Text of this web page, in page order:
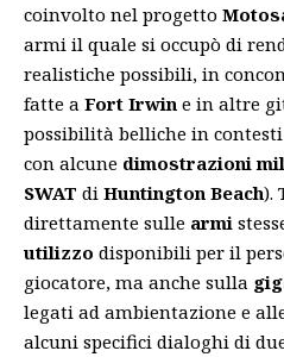
coinvolto nel progetto
armi il quale si occupò di
realistiche possibili, in
fatte a Fort Irwin e in altre
possibilità belliche in
con alcune dimostrazioni
SWAT di Huntington Beach).
direttamente sulle armi
utilizzo disponibili per il
giocatore, ma anche sulla
legati ad ambientazione e
alcuni specifici dialoghi di